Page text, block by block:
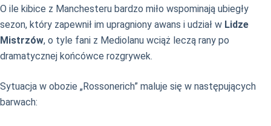
O ile kibice z Manchesteru bardzo miło wspominają ubiegły
sezon, który zapewnił im upragniony awans i udział w Lidze
Mistrzów, o tyle fani z Mediolanu wciąż leczą rany po
dramatycznej końcówce rozgrywek.
Sytuacja w obozie „Rossonerich” maluje się w następujących
barwach: